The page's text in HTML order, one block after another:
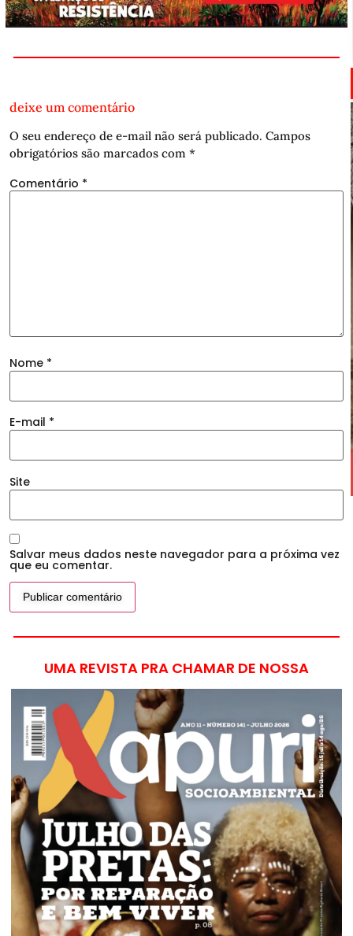
deixe um comentário
O seu endereço de e-mail não será publicado. Campos
obrigatórios são marcados com *
Comentário *
Nome *
E-mail *
Site
Salvar meus dados neste navegador para a próxima vez
que eu comentar.
UMA REVISTA PRA CHAMAR DE NOSSA